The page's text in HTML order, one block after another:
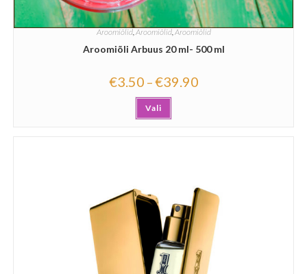
Aroomiõlid,Aroomiõlid,Aroomiõlid
Aroomiõli Arbuus 20 ml- 500 ml
€3.50 –€39.90
Vali